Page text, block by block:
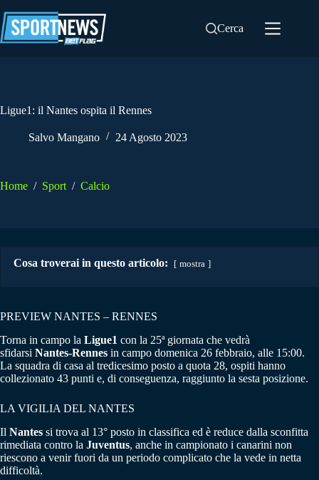
al
contenuto
Cerca
Ligue1: il Nantes ospita il Rennes
Salvo Mangano 24 Agosto 2023
Home / Sport / Calcio
Cosa troverai in questo articolo: mostra
PREVIEW NANTES – RENNES
Torna in campo la Ligue1 con la 25ª giornata che vedrà
sfidarsi Nantes-Rennes in campo domenica 26 febbraio, alle 15:00.
La squadra di casa al tredicesimo posto a quota 28, ospiti hanno
collezionato 43 punti e, di conseguenza, raggiunto la sesta posizione.
LA VIGILIA DEL NANTES
Il Nantes si trova al 13° posto in classifica ed è reduce dalla sconfitta
rimediata contro la Juventus, anche in campionato i canarini non
riescono a venir fuori da un periodo complicato che la vede in netta
difficoltà.